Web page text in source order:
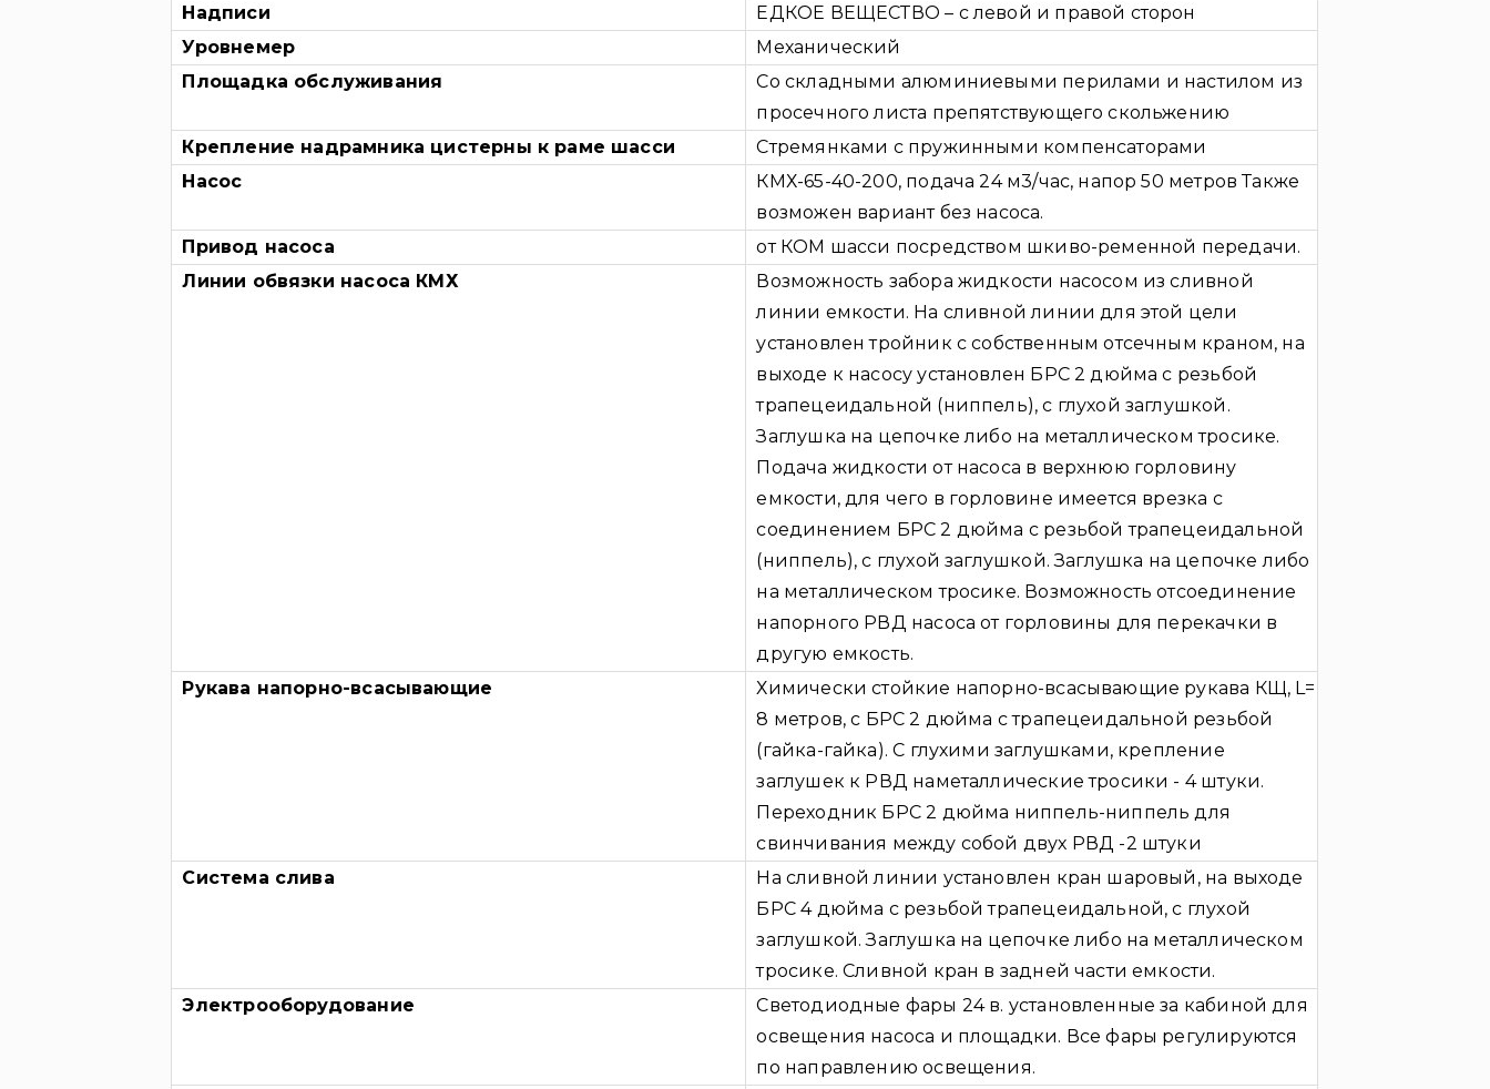
Надписи
ЕДКОЕ ВЕЩЕСТВО – с левой и правой сторон
Уровнемер
Механический
Площадка обслуживания
Со складными алюминиевыми перилами и настилом из
просечного листа препятствующего скольжению
Крепление надрамника цистерны к раме шасси
Стремянками с пружинными компенсаторами
Насос
КМХ-65-40-200, подача 24 м3/час, напор 50 метров Также
возможен вариант без насоса.
Привод насоса
от КОМ шасси посредством шкиво-ременной передачи.
Линии обвязки насоса КМХ
Возможность забора жидкости насосом из сливной
линии емкости. На сливной линии для этой цели
установлен тройник с собственным отсечным краном, на
выходе к насосу установлен БРС 2 дюйма с резьбой
трапецеидальной (ниппель), с глухой заглушкой.
Заглушка на цепочке либо на металлическом тросике.
Подача жидкости от насоса в верхнюю горловину
емкости, для чего в горловине имеется врезка с
соединением БРС 2 дюйма с резьбой трапецеидальной
(ниппель), с глухой заглушкой. Заглушка на цепочке либо
на металлическом тросике. Возможность отсоединение
напорного РВД насоса от горловины для перекачки в
другую емкость.
Рукава напорно-всасывающие
Химически стойкие напорно-всасывающие рукава КЩ, L=
8 метров, с БРС 2 дюйма с трапецеидальной резьбой
(гайка-гайка). С глухими заглушками, крепление
заглушек к РВД наметаллические тросики - 4 штуки.
Переходник БРС 2 дюйма ниппель-ниппель для
свинчивания между собой двух РВД -2 штуки
Система слива
На сливной линии установлен кран шаровый, на выходе
БРС 4 дюйма с резьбой трапецеидальной, с глухой
заглушкой. Заглушка на цепочке либо на металлическом
тросике. Сливной кран в задней части емкости.
Электрооборудование
Светодиодные фары 24 в. установленные за кабиной для
освещения насоса и площадки. Все фары регулируются
по направлению освещения.